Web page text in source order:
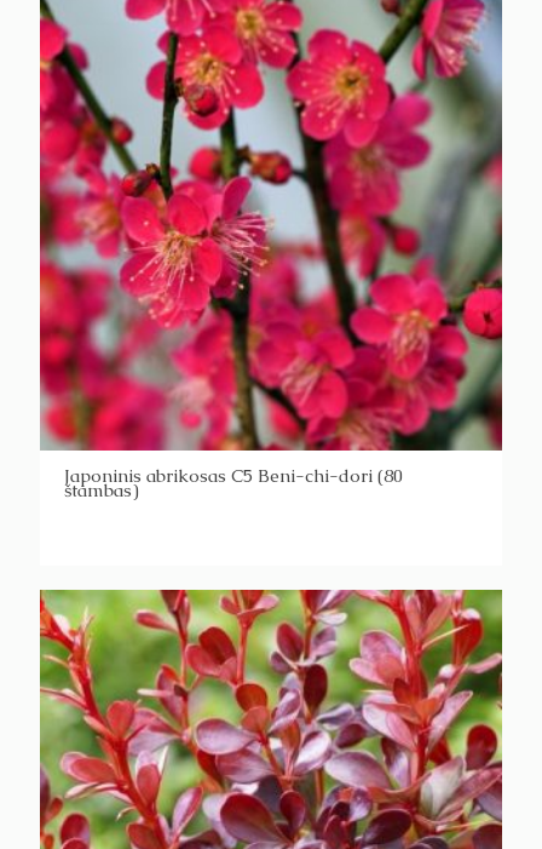
Japoninis abrikosas C5 Beni-chi-dori (80
štambas)